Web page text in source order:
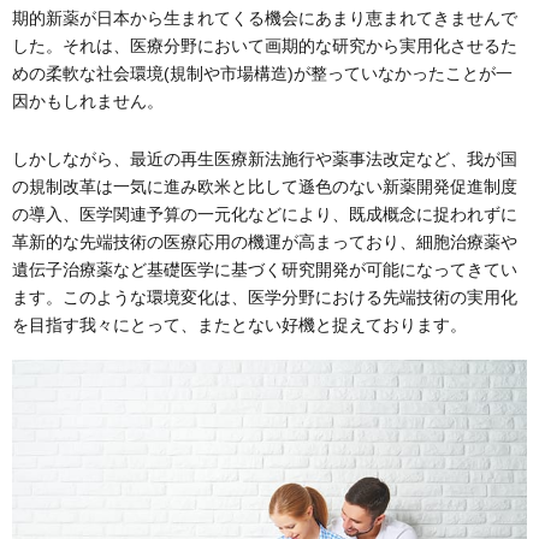
期的新薬が日本から生まれてくる機会にあまり恵まれてきませんで
した。それは、医療分野において画期的な研究から実用化させるた
めの柔軟な社会環境(規制や市場構造)が整っていなかったことが一
因かもしれません。
しかしながら、最近の再生医療新法施行や薬事法改定など、我が国
の規制改革は一気に進み欧米と比して遜色のない新薬開発促進制度
の導入、医学関連予算の一元化などにより、既成概念に捉われずに
革新的な先端技術の医療応用の機運が高まっており、細胞治療薬や
遺伝子治療薬など基礎医学に基づく研究開発が可能になってきてい
ます。このような環境変化は、医学分野における先端技術の実用化
を目指す我々にとって、またとない好機と捉えております。